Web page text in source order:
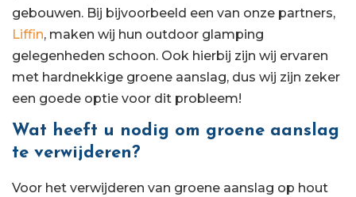
gebouwen. Bij bijvoorbeeld een van onze partners,
Liffin, maken wij hun outdoor glamping
gelegenheden schoon. Ook hierbij zijn wij ervaren
met hardnekkige groene aanslag, dus wij zijn zeker
een goede optie voor dit probleem!
Wat heeft u nodig om groene aanslag
te verwijderen?
Voor het verwijderen van groene aanslag op hout